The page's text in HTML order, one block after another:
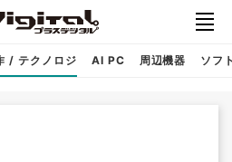
/ テクノロジ AI PC 周辺機器 ソフ